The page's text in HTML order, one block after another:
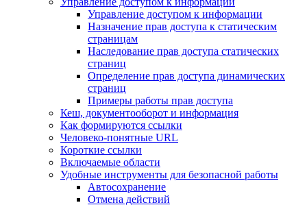
Управление доступом к информации
Назначение прав доступа к статическим
страницам
Наследование прав доступа статических
страниц
Определение прав доступа динамических
страниц
Примеры работы прав доступа
Кеш, документооборот и информация
Как формируются ссылки
Человеко-понятные URL
Короткие ссылки
Включаемые области
Удобные инструменты для безопасной работы
Автосохранение
Отмена действий